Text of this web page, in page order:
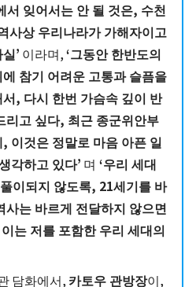
서 잊어서는 안 될 것은, 수천
사상 우리나라가 가해자이고
’ 이라며,‘그동안 한반도의
참기 어려운 고통과 슬픔을
, 다시 한번 가슴속 깊이 반
리고 싶다, 최근 종군위안부
이것은 정말로 마음 아픈 일
각하고 있다’ 며 ‘우리 세대
이되지 않도록, 21세기를 바
사는 바르게 전달하지 않으면
는 저를 포함한 우리 세대의
담화에서, 카토우 관방장이,